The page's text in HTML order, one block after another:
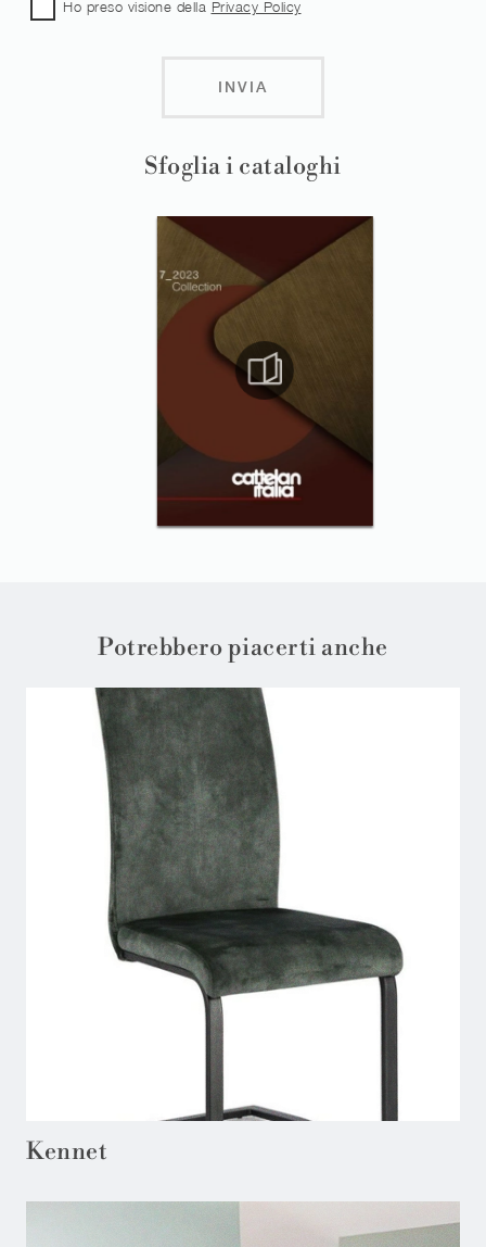
Sfoglia i cataloghi
Ho preso visione della Privacy Policy
INVIA
Potrebbero piacerti anche
Kennet